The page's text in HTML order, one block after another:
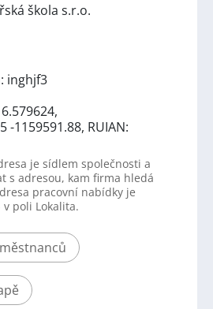
škola s.r.o.
inghjf3
-1159591.88, RUIAN:
je sídlem společnosti a
s adresou, kam firma hledá
pracovní nabídky je
poli Lokalita.